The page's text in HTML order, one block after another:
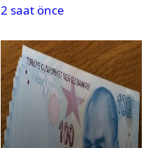
eridi
2 saat önce